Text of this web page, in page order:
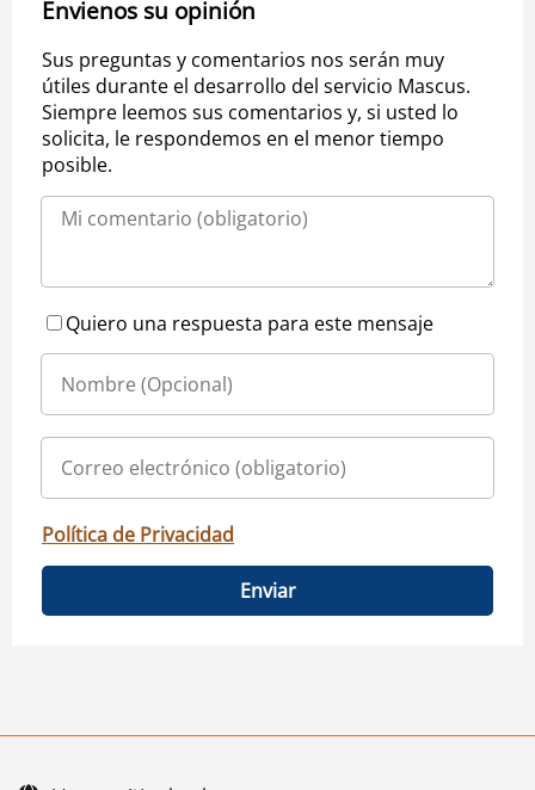
Envienos su opinión
Sus preguntas y comentarios nos serán muy
útiles durante el desarrollo del servicio Mascus.
Siempre leemos sus comentarios y, si usted lo
solicita, le respondemos en el menor tiempo
posible.
Quiero una respuesta para este mensaje
Política de Privacidad
Enviar